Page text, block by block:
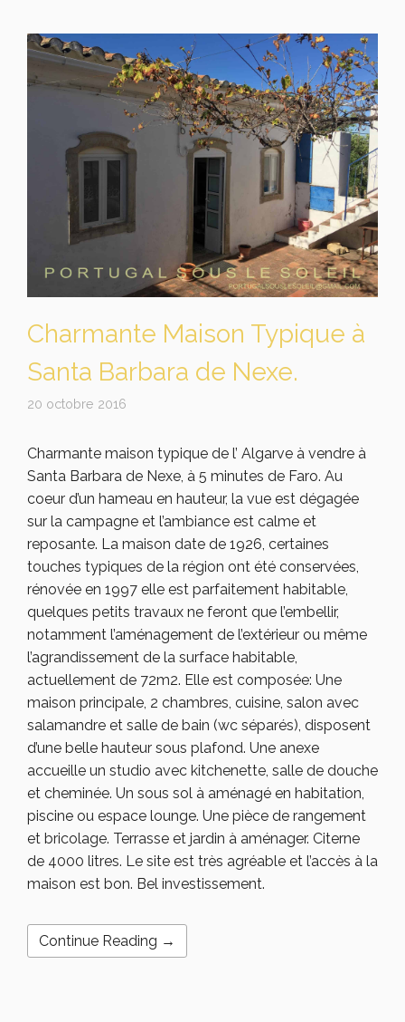
Charmante Maison Typique à
Santa Barbara de Nexe.
20 octobre 2016
Charmante maison typique de l’ Algarve à vendre à
Santa Barbara de Nexe, à 5 minutes de Faro. Au
coeur d’un hameau en hauteur, la vue est dégagée
sur la campagne et l’ambiance est calme et
reposante. La maison date de 1926, certaines
touches typiques de la région ont été conservées,
rénovée en 1997 elle est parfaitement habitable,
quelques petits travaux ne feront que l’embellir,
notamment l’aménagement de l’extérieur ou même
l’agrandissement de la surface habitable,
actuellement de 72m2. Elle est composée: Une
maison principale, 2 chambres, cuisine, salon avec
salamandre et salle de bain (wc séparés), disposent
d’une belle hauteur sous plafond. Une anexe
accueille un studio avec kitchenette, salle de douche
et cheminée. Un sous sol à aménagé en habitation,
piscine ou espace lounge. Une pièce de rangement
et bricolage. Terrasse et jardin à aménager. Citerne
de 4000 litres. Le site est très agréable et l’accès à la
maison est bon. Bel investissement.
Continue Reading →